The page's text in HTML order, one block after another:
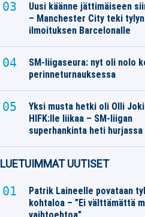
Uusi käänne jättimäiseen
– Manchester City teki tylyn
ilmoituksen Barcelonalle
SM-liigaseura: nyt oli nolo
perinneturnauksessa
Yksi musta hetki oli Olli
HIFK:lle liikaa – SM-liigan
superhankinta heti
LUETUIMMAT UUTISET
Patrik Laineelle povataan
kohtaloa – ”Ei välttämättä